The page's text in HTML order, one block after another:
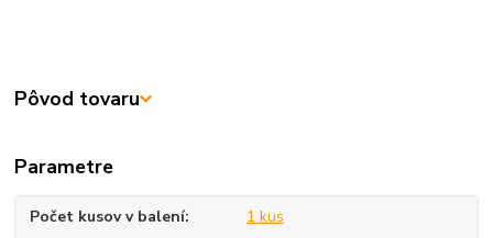
Pôvod tovaru
Parametre
Počet kusov v balení 1 kus